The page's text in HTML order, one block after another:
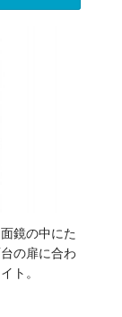
鏡の中にた
の扉に合わ
ト。